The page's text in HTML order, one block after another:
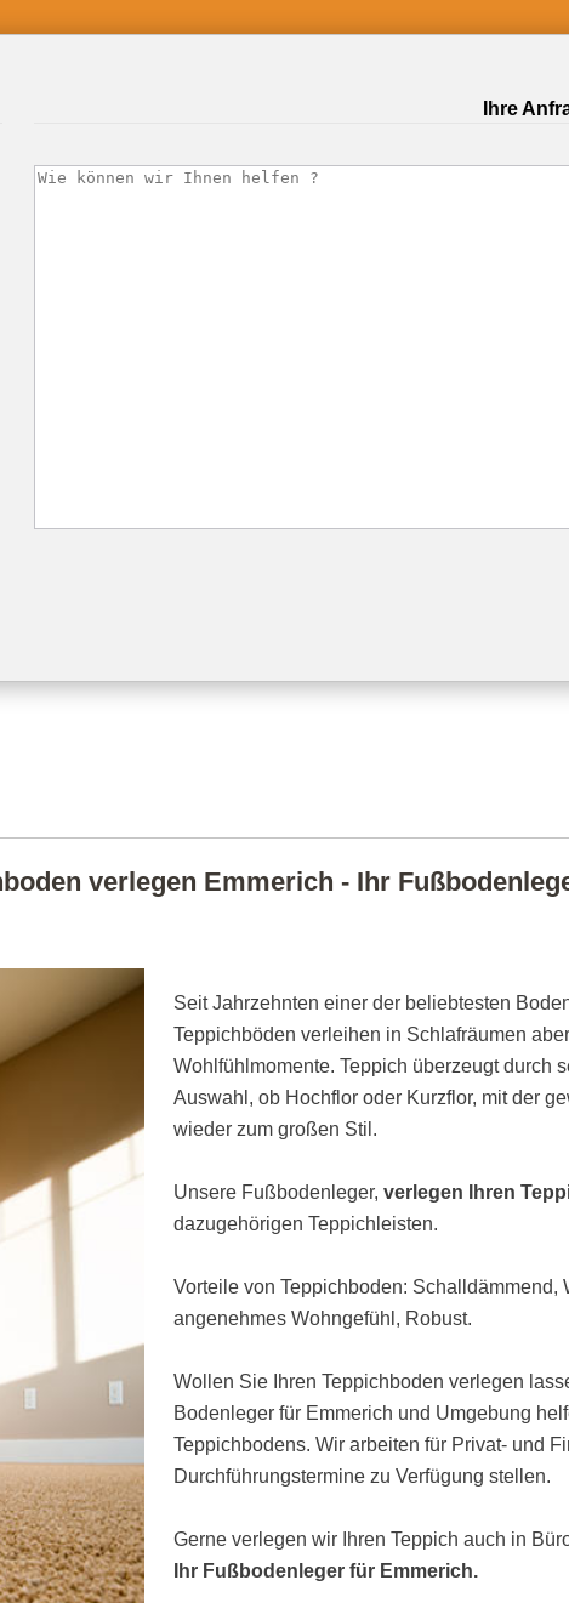
Ihre
verlegen Emmerich - Ihr
Seit Jahrzehnten einer der beliebtesten
Teppichböden verleihen in Schlafräumen
Wohlfühlmomente. Teppich überzeugt durch
Auswahl, ob Hochflor oder Kurzflor, mit der
wieder zum großen Stil.
Unsere Fußbodenleger,verlegen Ihren
dazugehörigen Teppichleisten.
Vorteile von Teppichboden:
angenehmes Wohngefühl, Robust.
Wollen Sie Ihren Teppichboden verlegen
Bodenleger für Emmerich und Umgebung
Teppichbodens. Wir arbeiten für Privat- und
Durchführungstermine zu Verfügung stellen.
Gerne verlegen wir Ihren Teppich auch in
Ihr Fußbodenleger für Emmerich.